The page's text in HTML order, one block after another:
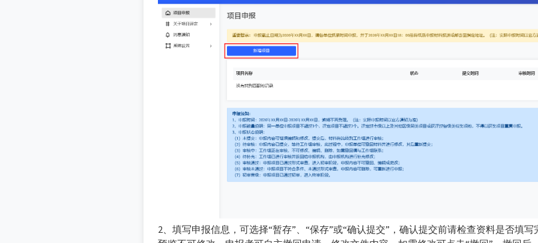
2、填写申报信息，可选择“暂存”、“保存”或“确认提交”，确认提交前请检查资料是否填